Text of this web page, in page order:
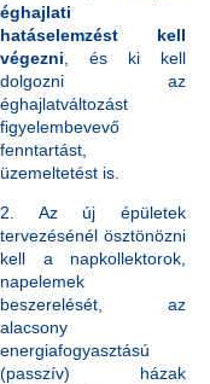
éghajlati
hatáselemzést kell
végezni , és ki kell
dolgozni az
éghajlatváltozást
figyelembevevő
fenntartást,
üzemeltetést is.
2. Az új épületek
tervezésénél ösztönözni
kell a napkollektorok,
napelemek
beszerelését, az
alacsony
energiafogyasztású
(passzív) házak